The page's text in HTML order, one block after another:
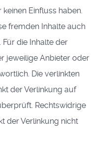
Einfluss haben.
fremden Inhalte auch
Für die Inhalte der
jeweilige Anbieter oder
Die verlinkten
der Verlinkung auf
Rechtswidrige
der Verlinkung nicht